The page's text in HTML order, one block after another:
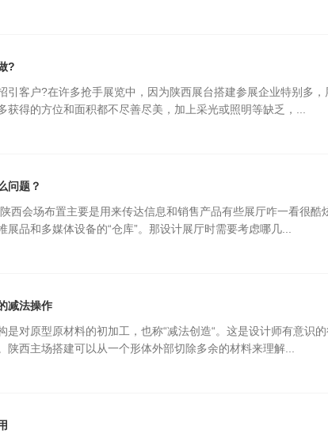
?
引客户?在许多抢手展览中，因为陕西展台搭建参展企业特别多
获得的方位和面积都不尽善尽美，加上采光或照明等缺乏，...
问题？
西会场布置主要是用来传达信息和销售产品有些展厅咋一看很
展品和多媒体设备的“仓库”。那设计展厅时需要考虑哪几...
减法操作
是对原型原材料的初加工，也称“减法创造“。这是设计师有意识
陕西主场搭建可以从一个形体外部切除多余的材料来理解...